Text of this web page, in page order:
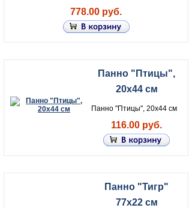
778.00 руб.
Панно "Птицы",
20х44 см
Панно "Птицы", 20х44 см
116.00 руб.
Панно "Тигр"
77х22 см